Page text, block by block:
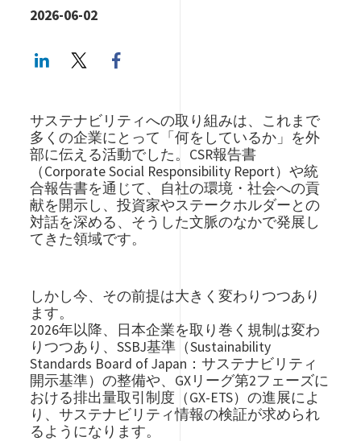
2026-06-02
LinkedInTwitter
サステナビリティへの取り組みは、これまで
多くの企業にとって「何をしているか」を外
部に伝える活動でした。CSR報告書
（Corporate Social Responsibility Report）や統
合報告書を通じて、自社の環境・社会への貢
献を開示し、投資家やステークホルダーとの
対話を深める、そうした文脈のなかで発展し
てきた領域です。
しかし今、その前提は大きく変わりつつあり
ます。
2026年以降、日本企業を取り巻く規制は変わ
りつつあり、SSBJ基準（Sustainability
Standards Board of Japan：サステナビリティ
開示基準）の整備や、GXリーグ第2フェーズに
おける排出量取引制度（GX-ETS）の進展によ
り、サステナビリティ情報の検証が求められ
るようになります。